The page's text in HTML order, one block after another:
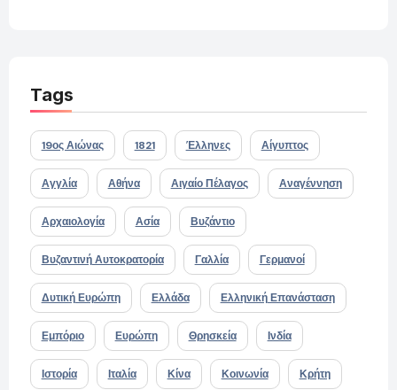
Tags
19ος Αιώνας 1821 Έλληνες Αίγυπτος
Αγγλία Αθήνα Αιγαίο Πέλαγος Αναγέννηση
Αρχαιολογία Ασία Βυζάντιο
Βυζαντινή Αυτοκρατορία Γαλλία Γερμανοί
Δυτική Ευρώπη Ελλάδα Ελληνική Επανάσταση
Εμπόριο Ευρώπη Θρησκεία Ινδία
Ιστορία Ιταλία Κίνα Κοινωνία Κρήτη